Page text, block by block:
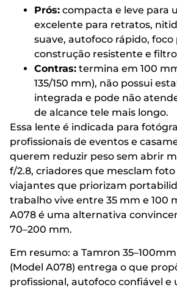
Prós: compacta e leve para
excelente para retratos,
suave, autofoco rápido,
construção resistente e
Contras: termina em 100
135/150 mm), não possui
integrada e pode não
de alcance tele mais longo.
Essa lente é indicada para
profissionais de eventos e
querem reduzir peso sem abrir
f/2.8, criadores que mesclam foto
viajantes que priorizam
trabalho vive entre 35 mm e 100
A078 é uma alternativa
70–200 mm.
Em resumo: a Tamron 35–100mm
(Model A078) entrega o que
profissional, autofoco confiável e